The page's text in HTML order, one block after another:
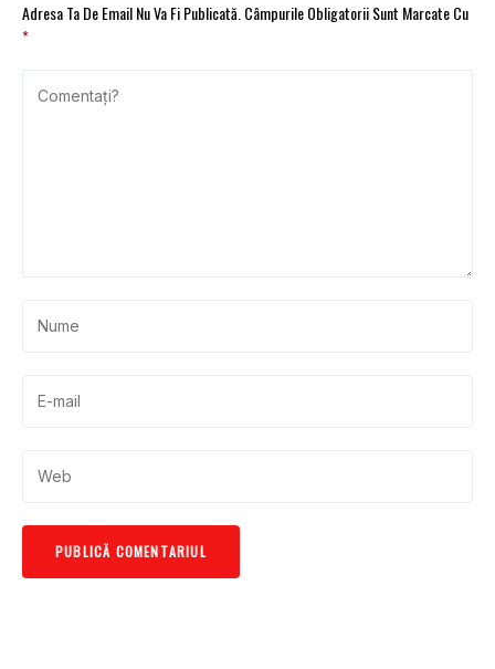
Adresa Ta De Email Nu Va Fi Publicată.Câmpurile Obligatorii Sunt Marcate Cu
*